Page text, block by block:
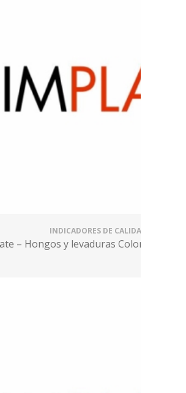
INDICADORES DE CALIDAD
– Hongos y levaduras Color